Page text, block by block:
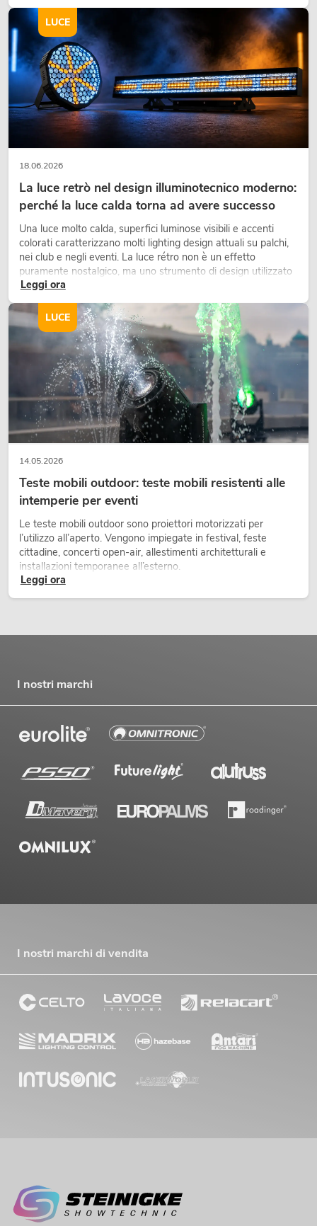
18.06.2026
La luce retrò nel design illuminotecnico moderno:
perché la luce calda torna ad avere successo
Una luce molto calda, superfici luminose visibili e accenti
colorati caratterizzano molti lighting design attuali su palchi,
nei club e negli eventi. La luce rétro non è un effetto
puramente nostalgico, ma uno strumento di design utilizzato
in modo consapevole: crea atmosfera, dona carattere alle
Leggi ora
LUCE
14.05.2026
Teste mobili outdoor: teste mobili resistenti alle
intemperie per eventi
Le teste mobili outdoor sono proiettori motorizzati per
l’utilizzo all’aperto. Vengono impiegate in festival, feste
cittadine, concerti open-air, allestimenti architetturali e
installazioni temporanee all’esterno.
Leggi ora
LUCE
I nostri marchi
I nostri marchi di vendita